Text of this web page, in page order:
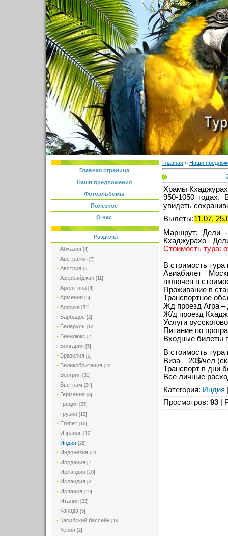
Главная страница
Наши предложения
Фотоальбомы
Полезное
О нас
Разделы
Абхазия [4]
Австралия [7]
Австрия [5]
Азербайджан [11]
Аргентина [4]
Армения [5]
Африка [31]
Барбадос [2]
Беларусь [12]
Бенилюкс [7]
Болгария [5]
Бразилия [5]
Великобритания [20]
Венгрия [31]
Вьетнам [24]
Германия [8]
Греция [25]
Грузия [10]
Египет [16]
Израиль [10]
Индия [28]
Индонезия [23]
Иордания [7]
Ирландия [10]
Исландия [2]
Испания [19]
Италия [23]
Канада [5]
Карибский бассейн [16]
Кения [2]
Главная » Наши
Храмы
950-1050 годах.
увидеть
Вылеты:11.07,
Маршрут: Дели
Кхаджурахо -
Стоимость тура:
В стоимость
Авиабилет
включен в
Проживание в
Транспортное
Жд проезд Агра –
Ж/д проезд
Услуги
Питание по
Входные билеты
В стоимость
Виза – 20$/чел
Транспорт в дни
Все личные
Категория: Индия
Просмотров: 93